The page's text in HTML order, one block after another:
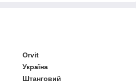
Orvit
Україна
Штанговий